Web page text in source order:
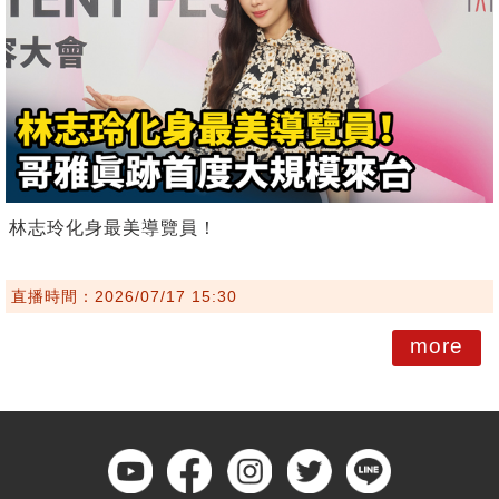
林志玲化身最美導覽員！
直播時間：2026/07/17 15:30
more